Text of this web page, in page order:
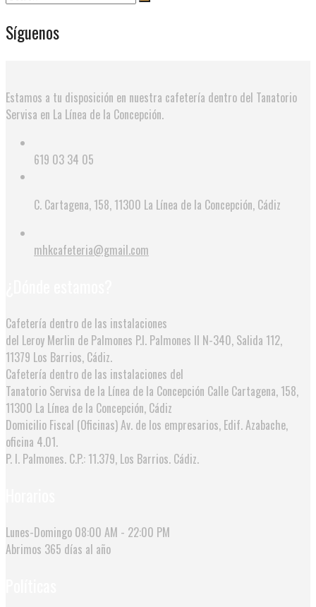
Síguenos
Estamos a tu disposición en nuestra cafetería dentro del Tanatorio
Servisa en La Línea de la Concepción.
619 03 34 05
C. Cartagena, 158, 11300 La Línea de la Concepción, Cádiz
mhkcafeteria@gmail.com
Cafetería dentro de las instalaciones
del Leroy Merlin de Palmones P.I. Palmones II N-340, Salida 112,
11379 Los Barrios, Cádiz.
Cafetería dentro de las instalaciones del
Tanatorio Servisa de la Línea de la Concepción Calle Cartagena, 158,
11300 La Línea de la Concepción, Cádiz
Domicilio Fiscal (Oficinas)Av. de los empresarios, Edif. Azabache,
oficina 4.01.
P. I. Palmones. C.P.: 11.379, Los Barrios. Cádiz.
Lunes-Domingo 08:00 AM - 22:00 PM
Abrimos 365 días al año